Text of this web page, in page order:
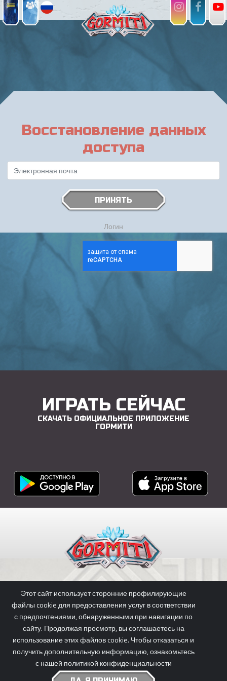
Восстановление данных
доступа
ПРИНЯТЬ
Логин
ИГРАТЬ СЕЙЧАС
СКАЧАТЬ ОФИЦИАЛЬНОЕ ПРИЛОЖЕНИЕ
ГОРМИТИ
СКАЧАТЬ ПРИЛОЖЕНИЕ
PRIVACY POLICY|COOKIE POLICY
GORMITI © 2026 GIOCHI PREZIOSI S.P.A., PLANETA JUNIOR & KOTOC.
ALL RIGHTS RESERVED - P.IVA 05935650969
Этот сайт использует сторонние профилирующие
файлы cookie для предоставления услуг в соответствии
с предпочтениями, обнаруженными при навигации по
сайту. Продолжая просмотр, вы соглашаетесь на
использование этих файлов cookie. Чтобы отказаться и
получить дополнительную информацию, ознакомьтесь
с нашей политикой конфиденциальности